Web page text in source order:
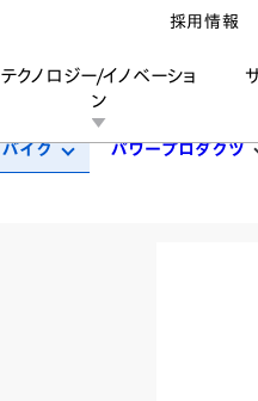
テクノロジー/イノベーショ
ン
採用情報
バイク パワープロダクツ